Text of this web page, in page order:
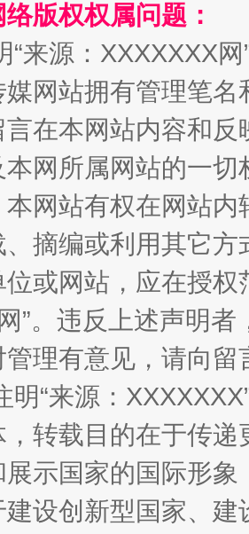
，一次搞定
山、麦地、白藏房 除
版权权属问题：
“来源：XXXXXXX
媒网站拥有管理笔
言在本网站内容和
网所属网站的一
网站有权在网站
摘编或利用其它
位或网站，应在授
”。违反上述声明
理有意见，请向
明“来源：
，转载目的在于传
示国家的国际形
设创新型国家、